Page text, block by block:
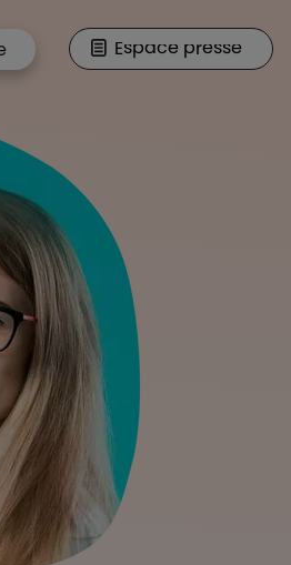
Espace presse